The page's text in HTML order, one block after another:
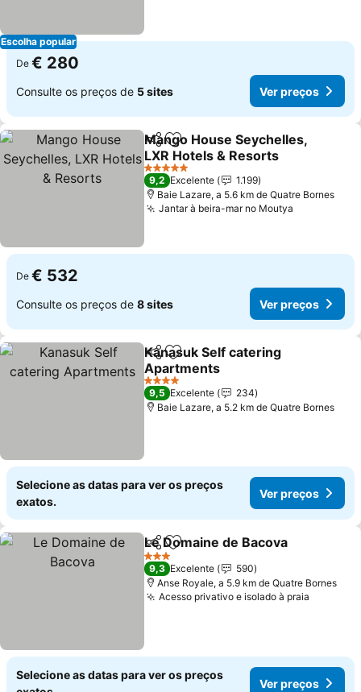
Escolha popular
De € 280
Consulte os preços de 5 sites Ver preços
PartilharAdicionar aos favoritos
Mango House Seychelles,
LXR Hotels & Resorts
Ver preços
5 Estrelas
9,2 Excelente
1.199
Baie Lazare, a 5.6 km de Quatre Bornes
Jantar à beira-mar no Moutya
De € 532
Consulte os preços de 8 sites Ver preços
PartilharAdicionar aos favoritos
Kanasuk Self catering
Apartments
Ver preços
4 Estrelas
9,5 Excelente
234
Baie Lazare, a 5.2 km de Quatre Bornes
Selecione as datas para ver os preços
exatos.
Ver preços
PartilharAdicionar aos favoritos
Le Domaine de Bacova
3 Estrelas
9,3 Excelente
590
Anse Royale, a 5.9 km de Quatre Bornes
Acesso privativo e isolado à praia
Selecione as datas para ver os preços
Ver preços